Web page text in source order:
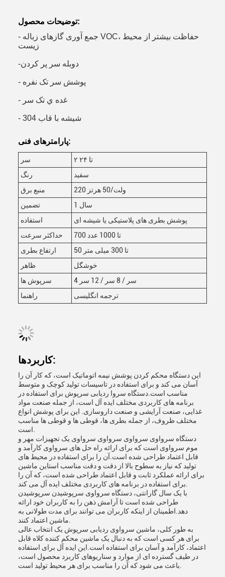
توضیحات محصول:
- جمع آوری گازهای زباله VOC، حفاظت بیشتر از محیط
زیست
-دوبله سر پر کردن
- پوشش سر تک نفره
- غده ي تک سر
- شيشه با قاب 304
پارامترهای فنی:
سر
۲ تا ۲۴
رنگ
سفید
منبع برق
220 ولت/50 هرتز
تضمین
1 سال
استفاده
پوشش بطری های پلاستیکی یا شیشه ای
حداکثر سرعت
700 تا 1000 عدد
ارتفاع بطری
50 تا 300 میلی متر
ظاهر
خوشگل
سرپوش ها
4 سر / 8 سر / 12 سر
راهنما
ترجمه انگلیسی
کاربردها:
این دستگاه محکم کردن پوشش نیمه اتوماتیک است، که کار آن را
آسان می کند و برای استفاده در تاسیسات تولید کوچک و متوسط
مناسب است.دستگاه سروا ردیابی سرپوش برای استفاده در
برنامه های کاربردی مختلف ایده آل است، از جمله صنعت مواد
غذایی، صنعت آرایشی و صنعت داروسازی. این برای پوشش انواع
مختلف ظروف، از جمله بطری ها، قوطی ها و قوطی ها مناسب
دستگاه سرواوی سرواوی سرواوی سرواوی یک تجهیزات مهر و
موم سرواوی است که برای ارائه راه حل های سرواوی کارآمد و
قابل اعتماد طراحی شده است.آن را برای استفاده در محیط های
تولید که نیاز به سطوح بالا از دقت و دقت مناسب استاین ماشین
برای ارائه عملکرد ثابت و قابل اعتماد طراحی شده است، که آن را
با یک سال گارانتی، دستگاه سرواوی سرپوشیدن سرپوشیدن
طراحی شده است تا آرامش ذهن را به کاربران خود ارائه
دهد.اطمینان از اینکه کاربران می توانند برای مدت طولانی به
به طور کلی، ماشین سرواوی ردیابی سرپوش یک انتخاب عالی
برای هر کسی است که به دنبال یک ماشین محکم کننده کلاه قابل
اعتماد، کارآمد و آسان برای استفاده است.این ایده آل برای استفاده
در طیف گسترده ای از موارد و سناریوهای کاربرد محصول است،